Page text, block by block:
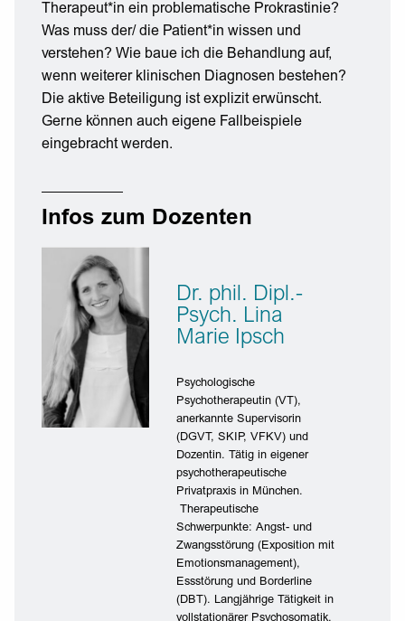
Therapeut*in ein problematische Prokrastinie?
Was muss der/ die Patient*in wissen und
verstehen? Wie baue ich die Behandlung auf,
wenn weiterer klinischen Diagnosen bestehen?
Die aktive Beteiligung ist explizit erwünscht.
Gerne können auch eigene Fallbeispiele
eingebracht werden.
Infos zum Dozenten
Dr. phil. Dipl.-
Psych. Lina
Marie Ipsch
Psychologische
Psychotherapeutin (VT),
anerkannte Supervisorin
(DGVT, SKIP, VFKV) und
Dozentin. Tätig in eigener
psychotherapeutische
Privatpraxis in München.
Therapeutische
Schwerpunkte: Angst- und
Zwangsstörung (Exposition mit
Emotionsmanagement),
Essstörung und Borderline
(DBT). Langjährige Tätigkeit in
vollstationärer Psychosomatik,